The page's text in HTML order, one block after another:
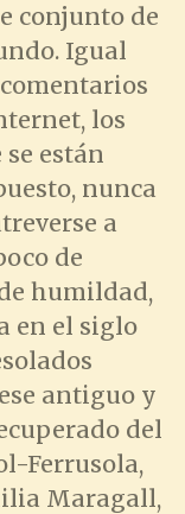
conjunto de
Igual
los
están
nunca
a
de
humildad,
en el siglo
antiguo y
del
Ferrusola,
Maragall,